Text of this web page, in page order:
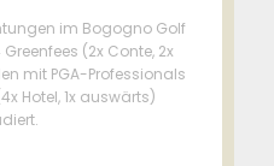
im Bogogno Golf
(2x Conte, 2x
mit PGA-Professionals
Hotel, 1x auswärts)